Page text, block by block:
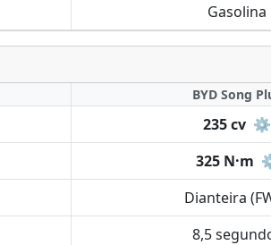
Gasolina
BYD Song
235 cv ⚙️
325 N·m
Dianteira
8,5